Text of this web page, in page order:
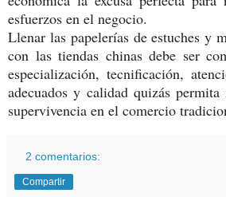
esfuerzos en el negocio.
Llenar las papelerías de estuches y
con las tiendas chinas debe ser
especialización, tecnificación,
adecuados y calidad quizás permita
supervivencia en el comercio
2 comentarios:
Compartir